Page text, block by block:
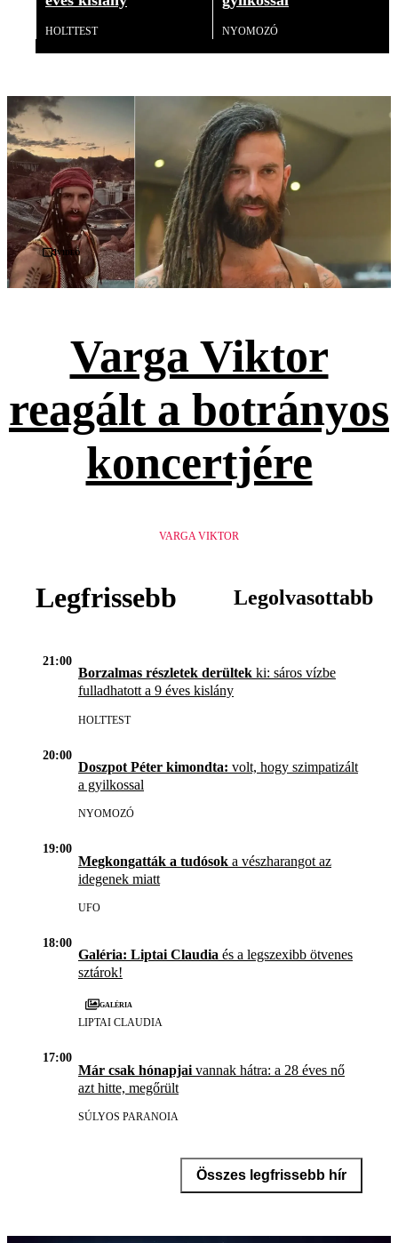
HOLTTEST NYOMOZÓ
Videó
Varga Viktor
reagált a botrányos
koncertjére
VARGA VIKTOR
Legfrissebb Legolvasottabb
21:00
Borzalmas részletek derültek ki: sáros vízbe
fulladhatott a 9 éves kislány
HOLTTEST
20:00
Doszpot Péter kimondta: volt, hogy szimpatizált
a gyilkossal
NYOMOZÓ
19:00
Megkongatták a tudósok a vészharangot az
idegenek miatt
UFO
18:00
Galéria: Liptai Claudia és a legszexibb ötvenes
sztárok!
Galéria
LIPTAI CLAUDIA
17:00
Már csak hónapjai vannak hátra: a 28 éves nő
azt hitte, megőrült
SÚLYOS PARANOIA
Összes legfrissebb hír